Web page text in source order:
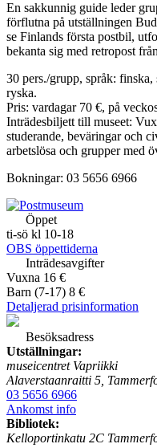
En sakkunnig guide leder
förflutna på utställningen
se Finlands första postbil,
bekanta sig med retropost
30 pers./grupp, språk: finska,
ryska.
Pris: vardagar 70 €, på
Inträdesbiljett till museet:
studerande, beväringar och
arbetslösa och grupper med
Bokningar: 03 5656 6966
Öppet
ti-sö kl 10-18
OBS öppettiderna
Inträdesavgifter
Vuxna 16 €
Barn (7-17) 8 €
Detaljerad prisinformation
Besöksadress
Utställningar:
museicentret Vapriikki
Alaverstaanraitti 5,
03 5656 6966
Ankomst info
Bibliotek:
Kelloportinkatu 2C